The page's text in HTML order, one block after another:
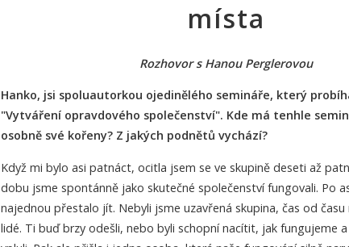
místa
Rozhovor s Hanou Perglerovou
Hanko, jsi spoluautorkou ojedinělého semináře, který
"Vytváření opravdového společenství". Kde má tenhle
osobně své kořeny? Z jakých podnětů vychází?
Když mi bylo asi patnáct, ocitla jsem se ve skupině deseti až
dobu jsme spontánně jako skutečné společenství fungovali. Po
najednou přestalo jít. Nebyli jsme uzavřená skupina, čas od času
lidé. Ti buď brzy odešli, nebo byli schopní nacítit, jak fungujeme